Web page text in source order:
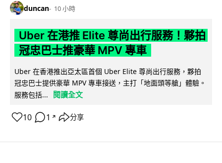
duncan 10 小時
Uber 在港推 Elite 尊尚出行服務！夥拍
冠忠巴士推豪華 MPV 專車
Uber 在香港推出亞太區首個 Uber Elite 尊尚出行服務，夥拍
冠忠巴士提供豪華 MPV 專車接送，主打「地面頭等艙」體驗。
服務包括...
閱讀全文
10 1 ↗ 分享